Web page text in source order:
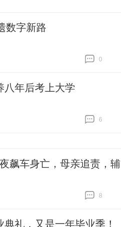
数字新路
0
八年后考上大学
6
飙车身亡，母亲追责，辅
8
礼，又是一年毕业季！